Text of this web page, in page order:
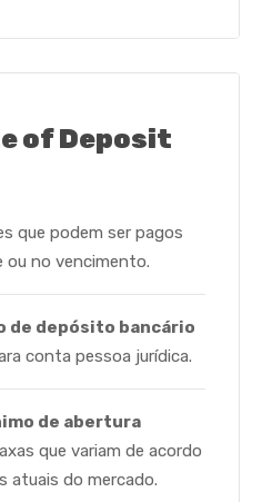
of Deposit
que podem ser pagos
ou no vencimento.
de depósito bancário
conta pessoa jurídica.
de abertura
que variam de acordo
atuais do mercado.